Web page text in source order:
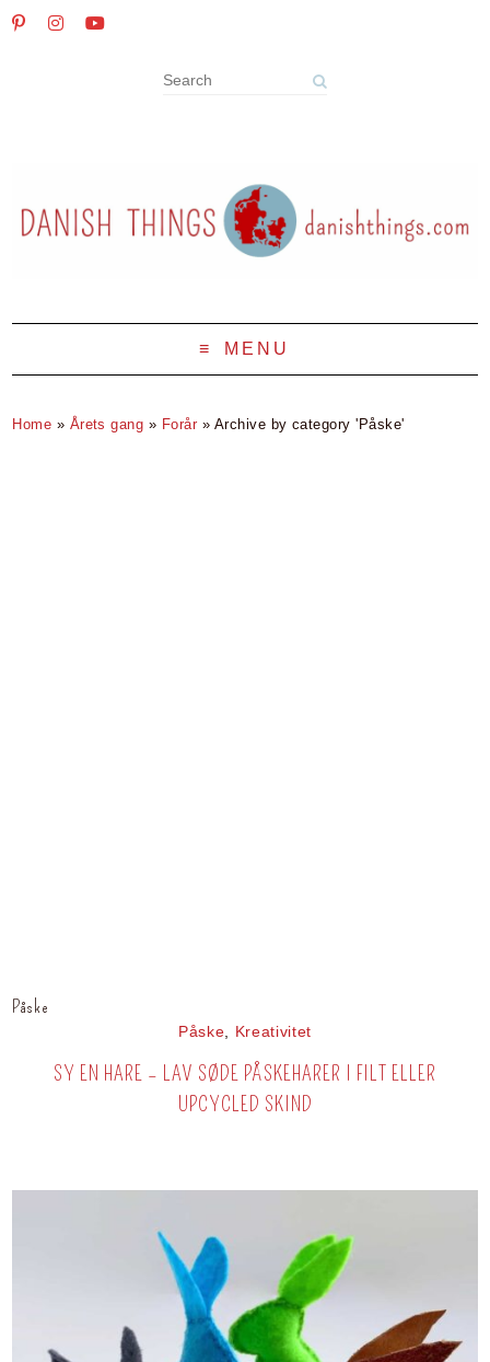
MENU
Home » Årets gang » Forår » Archive by category 'Påske'
Påske
Påske, Kreativitet
SY EN HARE – LAV SØDE PÅSKEHARER I FILT ELLER
UPCYCLED SKIND